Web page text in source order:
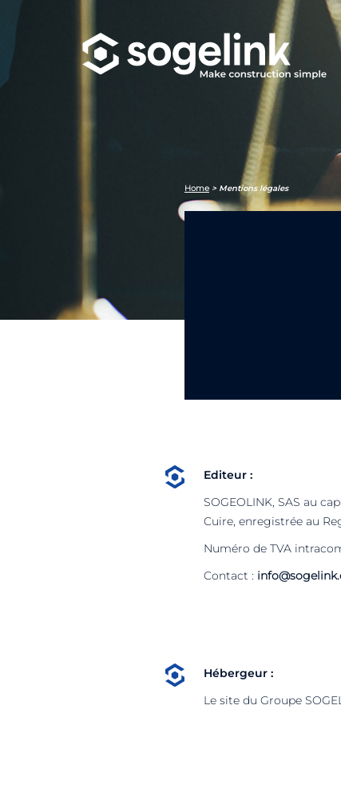
Home > Mentions légales
Editeur :
SOGEOLINK, SAS au
Cuire, enregistrée au
Numéro de TVA
Contact :
Hébergeur :
Le site du Groupe